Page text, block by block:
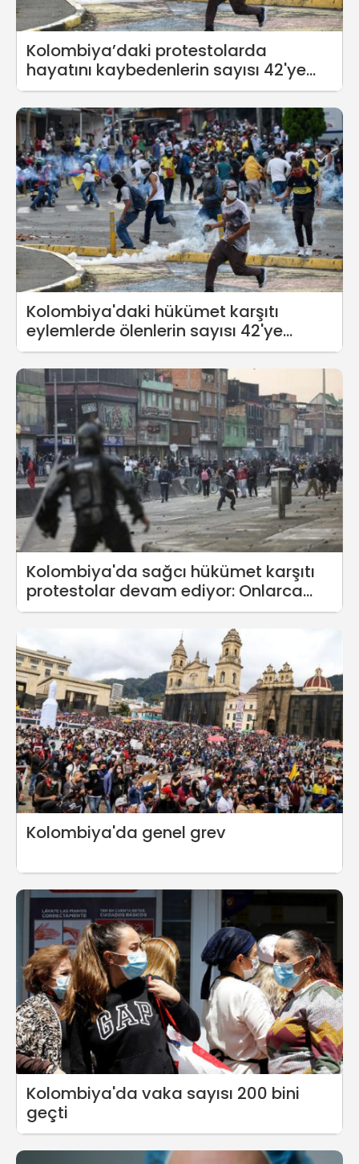
Kolombiya’daki protestolarda
hayatını kaybedenlerin sayısı 42'ye
yükseldi
Kolombiya'daki hükümet karşıtı
eylemlerde ölenlerin sayısı 42'ye
yükseldi
Kolombiya'da sağcı hükümet karşıtı
protestolar devam ediyor: Onlarca
eylemci öldürüldü
Kolombiya'da genel grev
Kolombiya'da vaka sayısı 200 bini
geçti